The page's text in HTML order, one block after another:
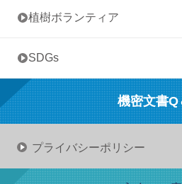
• 植樹ボランティア
• SDGs
機密文書Q
プライバシーポリシー